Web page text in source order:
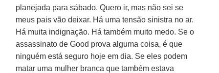
planejada para sábado. Quero ir, mas não sei se
meus pais vão deixar. Há uma tensão sinistra no ar.
Há muita indignação. Há também muito medo. Se o
assassinato de Good prova alguma coisa, é que
ninguém está seguro hoje em dia. Se eles podem
matar uma mulher branca que também estava